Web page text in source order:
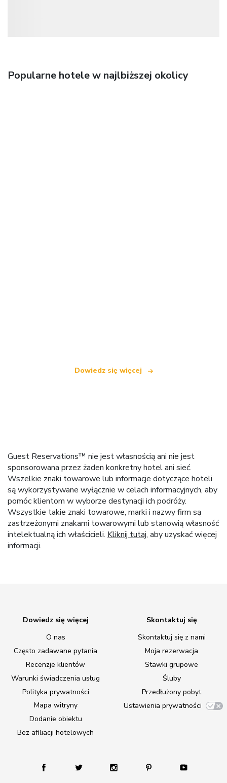
Popularne hotele w najlbiższej okolicy
Dowiedz się więcej
Guest Reservations™ nie jest własnością ani nie jest
sponsorowana przez żaden konkretny hotel ani sieć.
Wszelkie znaki towarowe lub informacje dotyczące hoteli
są wykorzystywane wyłącznie w celach informacyjnych, aby
pomóc klientom w wyborze destynacji ich podróży.
Wszystkie takie znaki towarowe, marki i nazwy firm są
zastrzeżonymi znakami towarowymi lub stanowią własność
intelektualną ich właścicieli. Kliknij tutaj, aby uzyskać więcej
informacji.
Dowiedz się więcej
O nas
Często zadawane pytania
Recenzje klientów
Warunki świadczenia usług
Polityka prywatności
Mapa witryny
Dodanie obiektu
Bez afiliacji hotelowych
Skontaktuj się
Skontaktuj się z nami
Moja rezerwacja
Stawki grupowe
Śluby
Przedłużony pobyt
Ustawienia prywatności